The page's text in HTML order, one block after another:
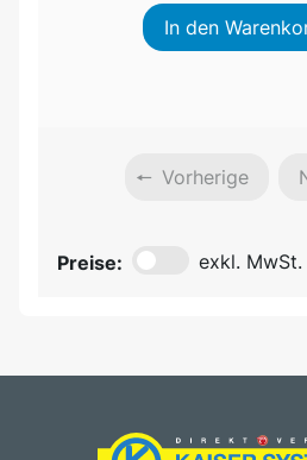
In den
Vorherige
Preise: exkl. MwSt.